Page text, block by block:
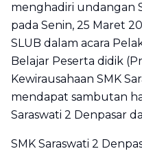
menghadiri undangan
pada Senin, 25 Maret
SLUB dalam acara
Belajar Peserta didik
Kewirausahaan SMK
mendapat sambutan
Saraswati 2 Denpasar
SMK Saraswati 2